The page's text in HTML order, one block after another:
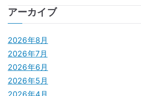
ナ
ビ
ゲ
ー
アーカイブ
2026年8月
2026年7月
2026年6月
2026年5月
2026年4月